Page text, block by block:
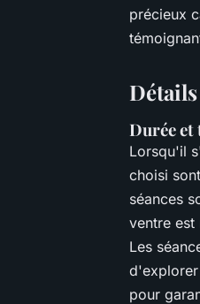
précieux
Durée et
Lorsqu'il
choisi
séances
ventre est
Les
d'explorer
pour